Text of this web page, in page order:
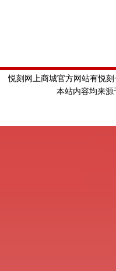
悦刻网上商城官方网站有悦
本站内容均来